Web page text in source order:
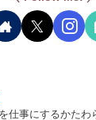
仕事にするかたわ